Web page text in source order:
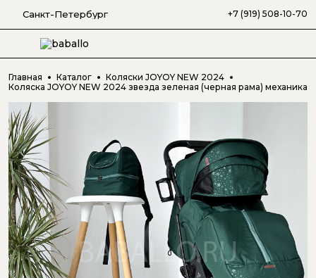
Санкт-Петербург +7 (919) 508-10-70
Главная Каталог
Коляски JOYOY NEW 2024
Коляска JOYOY NEW 2024 звезда зеленая (черная рама) механика